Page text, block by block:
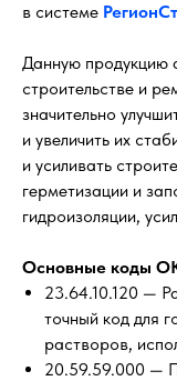
в системе
Данную продукцию
строительстве и
значительно
и увеличить их
и усиливать
герметизации и
гидроизоляции,
Основные коды
23.64.10.120 —
точный код для
растворов,
20.59.59.000 —